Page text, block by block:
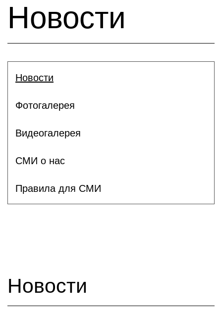
Новости
Новости
Фотогалерея
Видеогалерея
СМИ о нас
Правила для СМИ
Новости